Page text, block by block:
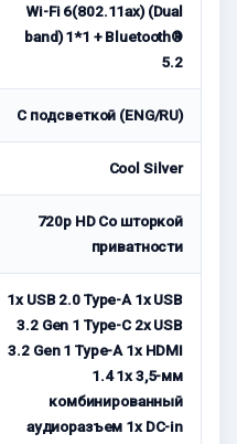
Wi-Fi 6(802.11ax) (Dual
band) 1*1 + Bluetooth®
5.2
С подсветкой (ENG/RU)
Cool Silver
720p HD Со шторкой
приватности
1x USB 2.0 Type-A 1x USB
3.2 Gen 1 Type-C 2x USB
3.2 Gen 1 Type-A 1x HDMI
1.4 1x 3,5-мм
комбинированный
аудиоразъем 1x DC-in